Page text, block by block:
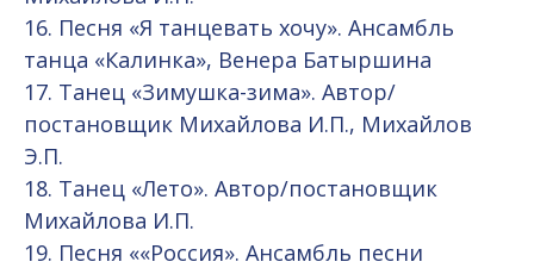
16. Песня «Я танцевать хочу». Ансамбль
танца «Калинка», Венера Батыршина
17. Танец «Зимушка-зима». Автор/
постановщик Михайлова И.П., Михайлов
Э.П.
18. Танец «Лето». Автор/постановщик
Михайлова И.П.
19. Песня ««Россия». Ансамбль песни